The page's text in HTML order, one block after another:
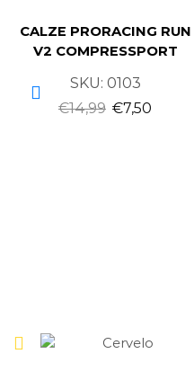
CALZE PRORACING RUN
V2 COMPRESSPORT
SKU: 0103
€14,99 €7,50